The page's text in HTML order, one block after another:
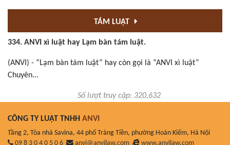
TÁM LUẬT
334. ANVI xì luật hay Lạm bàn tám luật.
(ANVI) - “Lạm bàn tám luật” hay còn gọi là “ANVI xì luật”
Chuyên...
Số lượt truy cập: 320,632
CÔNG TY LUẬT TNHH ANVI
Tầng 2, Tòa nhà Savina, 44 phố Tràng Tiền, phường Hoàn Kiếm, Hà Nội
09 8 3 0 4 0 5 0 6
anvi@anvilaw.com www.anvilaw.com